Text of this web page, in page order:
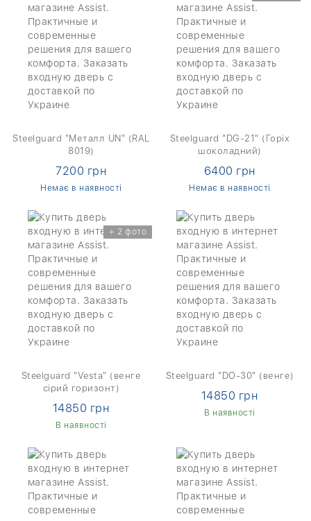
Steelguard "Металл UN" (RAL
8019)
7200 грн
Немає в наявності
Steelguard "DG-21" (Горіх
шоколадний)
6400 грн
Немає в наявності
+ 2 фото
Steelguard "Vesta" (венге
сірий горизонт)
14850 грн
В наявності
Steelguard "DO-30" (венге)
14850 грн
В наявності